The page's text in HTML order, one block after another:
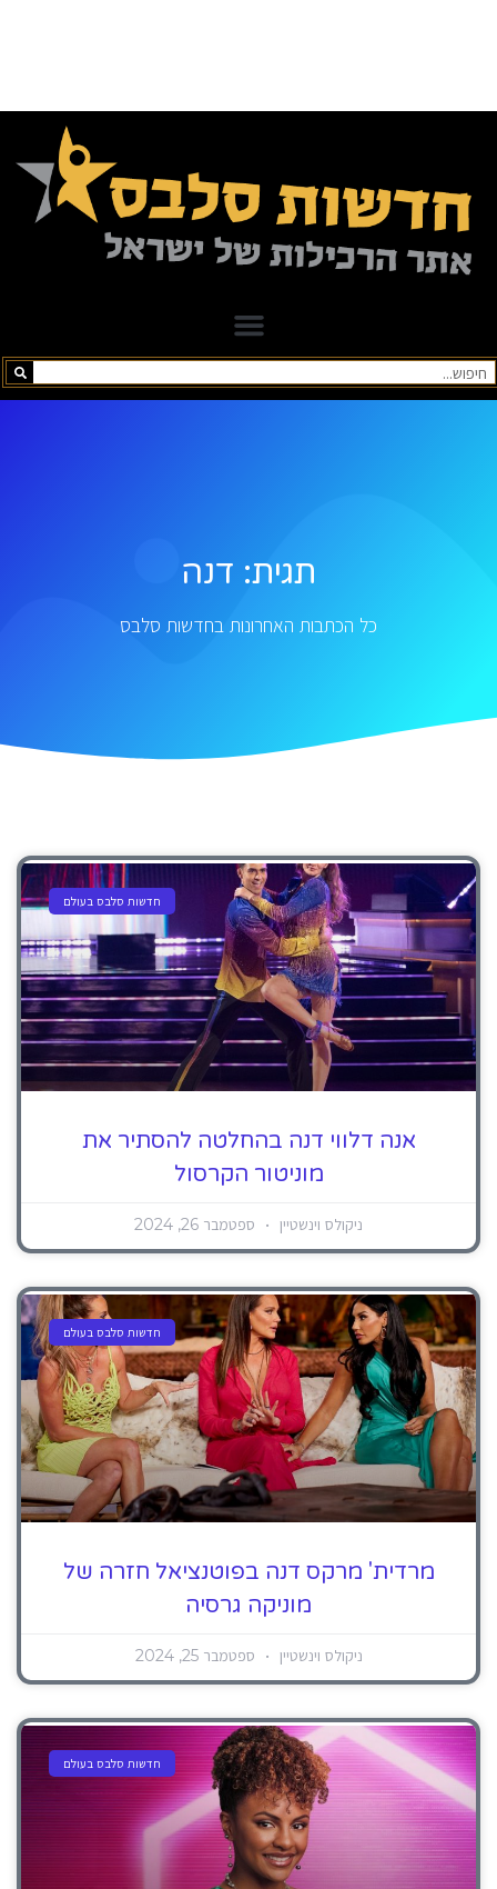
תגית: דנה
כל הכתבות האחרונות בחדשות סלבס
חדשות סלבס בעולם
אנה דלווי דנה בהחלטה להסתיר את
מוניטור הקרסול
ניקולס וינשטיין ספטמבר 26, 2024
חדשות סלבס בעולם
מרדית' מרקס דנה בפוטנציאל חזרה של
מוניקה גרסיה
ניקולס וינשטיין ספטמבר 25, 2024
חדשות סלבס בעולם